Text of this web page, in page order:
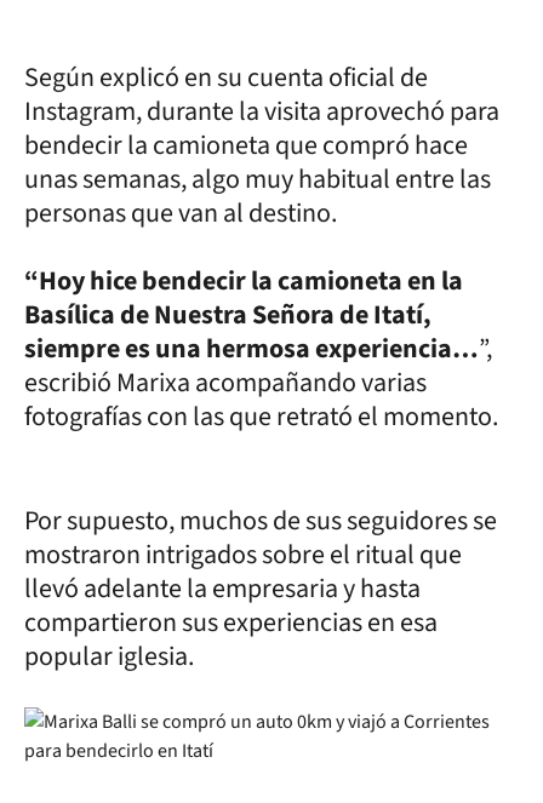
Según explicó en su cuenta oficial de
Instagram, durante la visita aprovechó para
bendecir la camioneta que compró hace
unas semanas, algo muy habitual entre las
personas que van al destino.
“Hoy hice bendecir la camioneta en la
Basílica de Nuestra Señora de Itatí,
siempre es una hermosa experiencia…”,
escribió Marixa acompañando varias
fotografías con las que retrató el momento.
Por supuesto, muchos de sus seguidores se
mostraron intrigados sobre el ritual que
llevó adelante la empresaria y hasta
compartieron sus experiencias en esa
popular iglesia.